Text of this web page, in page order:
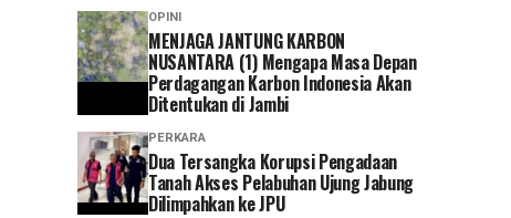
OPINI
MENJAGA JANTUNG KARBON
NUSANTARA (1) Mengapa Masa Depan
Perdagangan Karbon Indonesia Akan
Ditentukan di Jambi
PERKARA
Dua Tersangka Korupsi Pengadaan
Tanah Akses Pelabuhan Ujung Jabung
Dilimpahkan ke JPU